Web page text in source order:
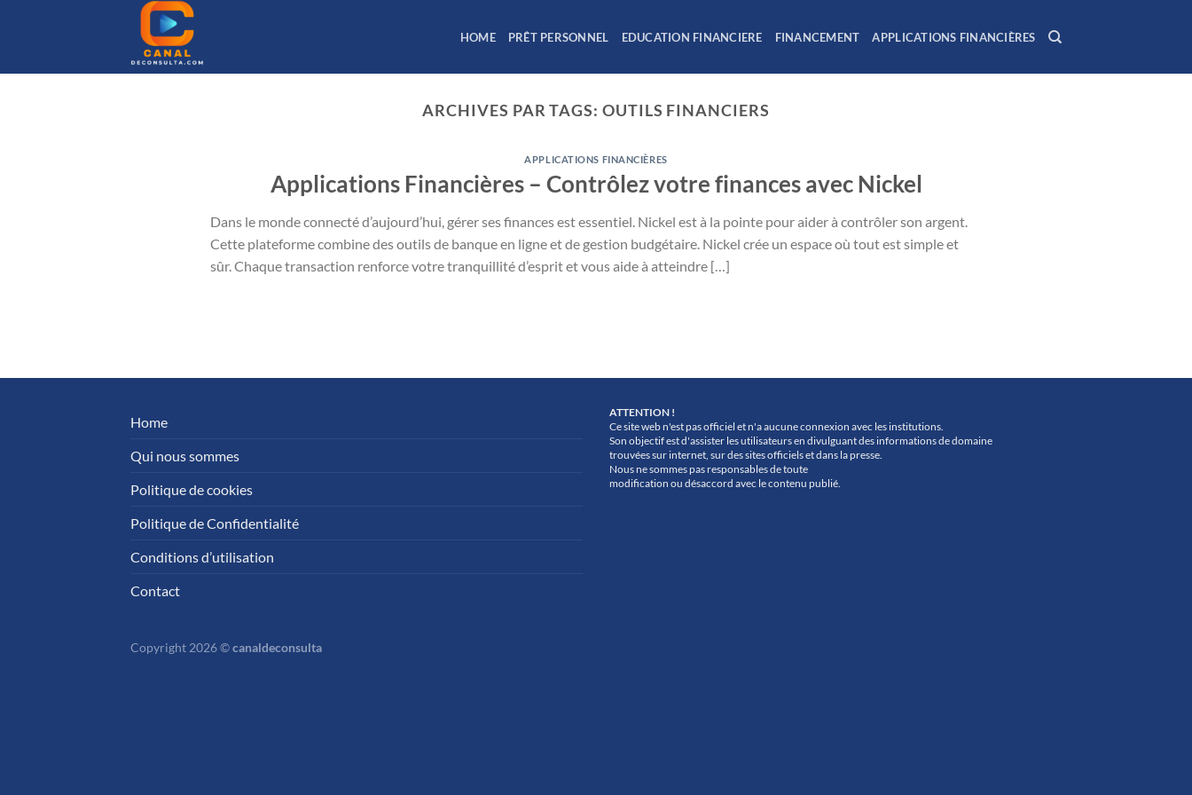
HOME PRÊT PERSONNEL EDUCATION FINANCIERE FINANCEMENT APPLICATIONS FINANCIÈRES
ARCHIVES PAR TAGS: OUTILS FINANCIERS
APPLICATIONS FINANCIÈRES
Applications Financières – Contrôlez votre finances avec Nickel
Dans le monde connecté d’aujourd’hui, gérer ses finances est essentiel. Nickel est à la pointe pour aider à contrôler son argent.
Cette plateforme combine des outils de banque en ligne et de gestion budgétaire. Nickel crée un espace où tout est simple et
sûr. Chaque transaction renforce votre tranquillité d’esprit et vous aide à atteindre […]
Home
Qui nous sommes
Politique de cookies
Politique de Confidentialité
Conditions d’utilisation
Contact
ATTENTION !
Ce site web n'est pas officiel et n'a aucune connexion avec les institutions.
Son objectif est d'assister les utilisateurs en divulguant des informations de domaine
trouvées sur internet, sur des sites officiels et dans la presse.
Nous ne sommes pas responsables de toute
modification ou désaccord avec le contenu publié.
Copyright 2026 ©canaldeconsulta